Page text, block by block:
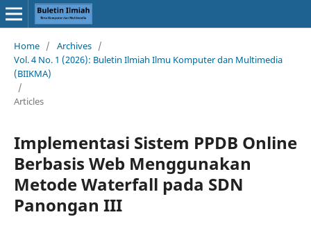
Home / Archives /
Vol. 4 No. 1 (2026): Buletin Ilmiah Ilmu Komputer dan Multimedia
(BIIKMA)
/
Articles
Implementasi Sistem PPDB Online
Berbasis Web Menggunakan
Metode Waterfall pada SDN
Panongan III